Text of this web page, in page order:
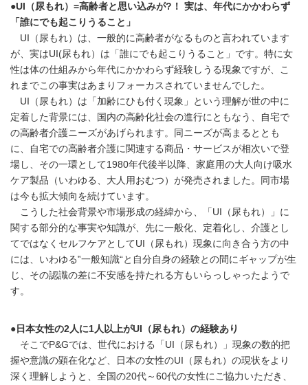
●UI（尿もれ）=高齢者と思い込みが?！ 実は、年代にかかわらず
「誰にでも起こりうること」
UI（尿もれ）は、一般的に高齢者がなるものと言われています
が、実はUI(尿もれ）は「誰にでも起こりうること」です。特に女
性は体の仕組みから年代にかかわらず経験しうる現象ですが、こ
れまでこの事実はあまりフォーカスされていませんでした。
UI（尿もれ）は「加齢にひも付く現象」という理解が世の中に
定着した背景には、国内の高齢化社会の進行にともなう、自宅で
の高齢者介護ニーズがあげられます。同ニーズが高まるととも
に、自宅での高齢者介護に関連する商品・サービスが相次いで登
場し、その一環として1980年代後半以降、家庭用の大人向け吸水
ケア製品（いわゆる、大人用おむつ）が発売されました。同市場
は今も拡大傾向を続けています。
こうした社会背景や市場形成の経緯から、「UI（尿もれ）」に
関する部分的な事実や知識が、先に一般化、定着化し、介護とし
てではなくセルフケアとしてUI（尿もれ）現象に向き合う方の中
には、いわゆる‟一般知識“と自分自身の経験との間にギャップが生
じ、その認識の差に不安感を持たれる方もいらっしゃったようで
す。
●日本女性の2人に1人以上がUI（尿もれ）の経験あり
そこでP&Gでは、世代における「UI（尿もれ）」現象の数的把
握や意識の顕在化など、日本の女性のUI（尿もれ）の現状をより
深く理解しようと、全国の20代～60代の女性にご協力いただき、